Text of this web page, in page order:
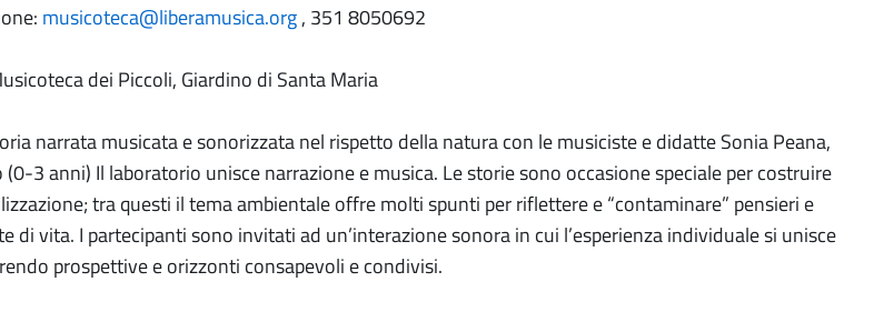
musicoteca@liberamusica.org, 351 8050692
dei Piccoli, Giardino di Santa Maria
narrata musicata e sonorizzata nel rispetto della natura con le musiciste e didatte Sonia Peana,
(0-3 anni) Il laboratorio unisce narrazione e musica. Le storie sono occasione speciale per costruire
tra questi il tema ambientale offre molti spunti per riflettere e “contaminare” pensieri e
di vita. I partecipanti sono invitati ad un’interazione sonora in cui l’esperienza individuale si unisce
prospettive e orizzonti consapevoli e condivisi.